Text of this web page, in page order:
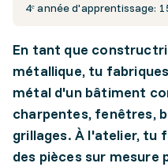
4ᵉ année d'apprentissage:
En tant que
métallique, tu
métal d'un bâtiment
charpentes, fenêtres,
grillages. À l'atelier, tu
des pièces sur